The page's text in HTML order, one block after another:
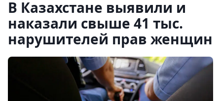
В Казахстане выявили и
наказали свыше 41 тыс.
нарушителей прав женщин